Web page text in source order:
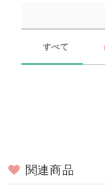
すべて
関連商品